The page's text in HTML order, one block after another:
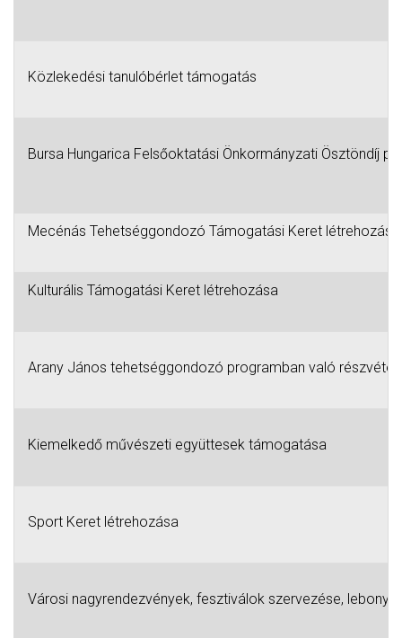
Közlekedési tanulóbérlet támogatás
Bursa Hungarica Felsőoktatási Önkormányzati Ösztöndíj
Mecénás Tehetséggondozó Támogatási Keret létrehozása
Kulturális Támogatási Keret létrehozása
Arany János tehetséggondozó programban való részvétel
Kiemelkedő művészeti együttesek támogatása
Sport Keret létrehozása
Városi nagyrendezvények, fesztiválok szervezése,